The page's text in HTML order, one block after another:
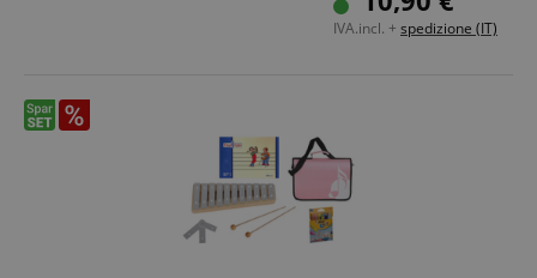
IVA.incl. + spedizione (IT)
Google Privacy Policy